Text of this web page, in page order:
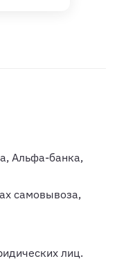
Альфа-банка,
самовывоза,
лиц.